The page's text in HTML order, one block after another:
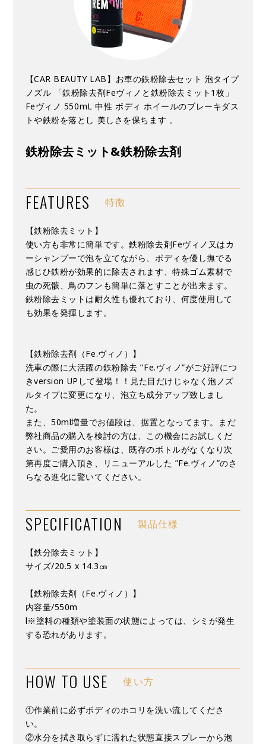
【CAR BEAUTY LAB】お車の鉄粉除去セット 泡タイプ
ノズル 「鉄粉除去剤Feヴィノと鉄粉除去ミット1枚」
Feヴィノ 550mL 中性 ボディ ホイールのブレーキダス
トや鉄粉を落とし 美しさを保ちます 。
鉄粉除去ミット&鉄粉除去剤
FEATURES 特徴
【鉄粉除去ミット】
使い方も非常に簡単です。鉄粉除去剤Feヴィノ又はカ
ーシャンプーで泡を立てながら、ポディを優し撫でる
感じひ鉄粉が効果的に除去されます、特殊ゴム素材で
虫の死骸、鳥のフンも簡単に落とすことが出来ます。
鉄粉除去ミットは耐久性も優れており、何度使用して
も効果を発揮します。
【鉄粉除去剤（Fe.ヴィノ）】
洗車の際に大活躍の鉄粉除去 ”Fe.ヴィノ”がご好評につ
きversion UPして登場！！見た目だけじゃなく泡ノズ
ルタイプに変更になり、泡立ち成分アップ致しまし
た。
また、50ml増量でお値段は、据置となってます。まだ
弊社商品の購入を検討の方は、この機会にお試しくだ
さい。ご愛用のお客様は、既存のボトルがなくなり次
第再度ご購入頂き、リニューアルした ”Fe.ヴィノ”のさ
らなる進化に驚いてください。
SPECIFICATION 製品仕様
【鉄分除去ミット】
サイズ/20.5 x 14.3㎝
【鉄粉除去剤（Fe.ヴィノ）】
内容量/550m
l※塗料の種類や塗装面の状態によっては、シミが発生
する恐れがあります。
HOW TO USE 使い方
①作業前に必ずボディのホコリを洗い流してくださ
い。
②水分を拭き取らずに濡れた状態直接スプレーから泡